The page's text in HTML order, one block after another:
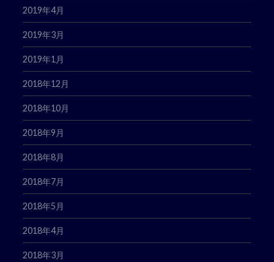
2019年4月
2019年3月
2019年1月
2018年12月
2018年10月
2018年9月
2018年8月
2018年7月
2018年5月
2018年4月
2018年3月